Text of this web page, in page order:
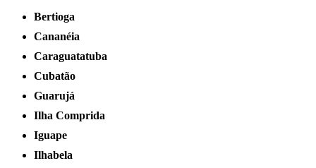
Bertioga
Cananéia
Caraguatatuba
Cubatão
Guarujá
Ilha Comprida
Iguape
Ilhabela